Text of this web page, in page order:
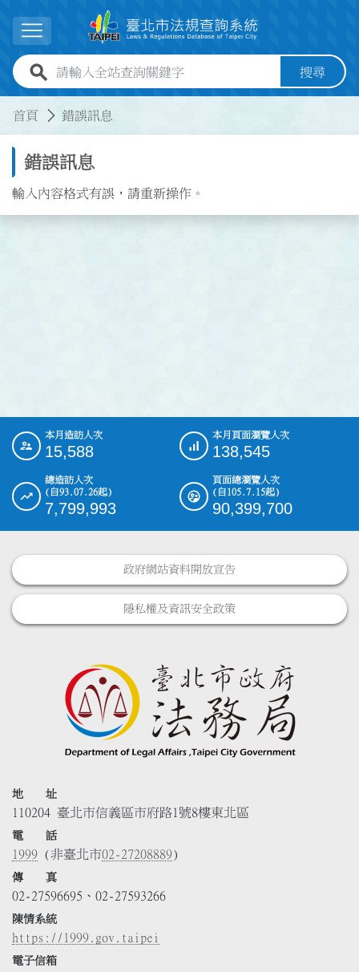
展開選單
全站查詢關鍵字欄位 搜尋
首頁 錯誤訊息
錯誤訊息
輸入內容格式有誤，請重新操作。
::: 本月造訪人次
15,588
本月頁面瀏覽人次
138,545
總造訪人次
(自93.07.26起)
7,799,993
頁面總瀏覽人次
(自105.7.15起)
90,399,700
政府網站資料開放宣告
隱私權及資訊安全政策
地 址
110204 臺北市信義區市府路1號8樓東北區
電 話
1999 (非臺北市02-27208889)
傳 真
02-27596695、02-27593266
陳情系統
https://1999.gov.taipei
電子信箱